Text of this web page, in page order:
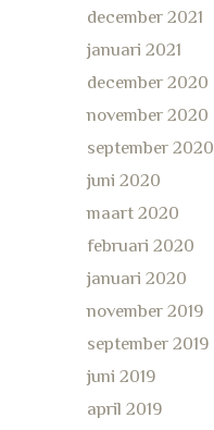
december 2021
januari 2021
december 2020
november 2020
september 2020
juni 2020
maart 2020
februari 2020
januari 2020
november 2019
september 2019
juni 2019
april 2019